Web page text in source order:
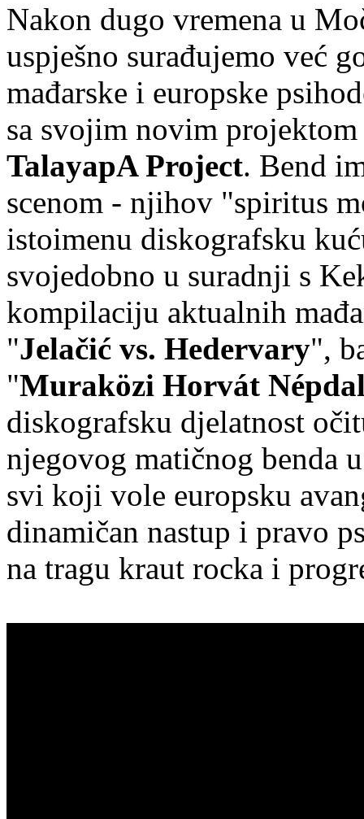
Nakon dugo vremena u
uspješno surađujemo već
mađarske i europske
sa svojim novim
TalayapA Project. Bend
scenom - njihov "spiritus
istoimenu diskografsku
svojedobno u suradnji s
kompilaciju aktualnih
"Jelačić vs. Hedervary",
"Muraközi Horvát
diskografsku djelatnost
njegovog matičnog benda
svi koji vole europsku
dinamičan nastup i pravo
na tragu kraut rocka i